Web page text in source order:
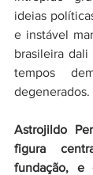
ideias
e instável
brasileira
tempos
degenerados.
Astrojildo
figura
fundação, e